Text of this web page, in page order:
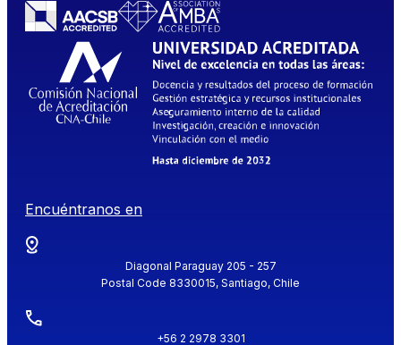
Encuéntranos en
Diagonal Paraguay 205 - 257
Postal Code 8330015, Santiago, Chile
+56 2 2978 3301